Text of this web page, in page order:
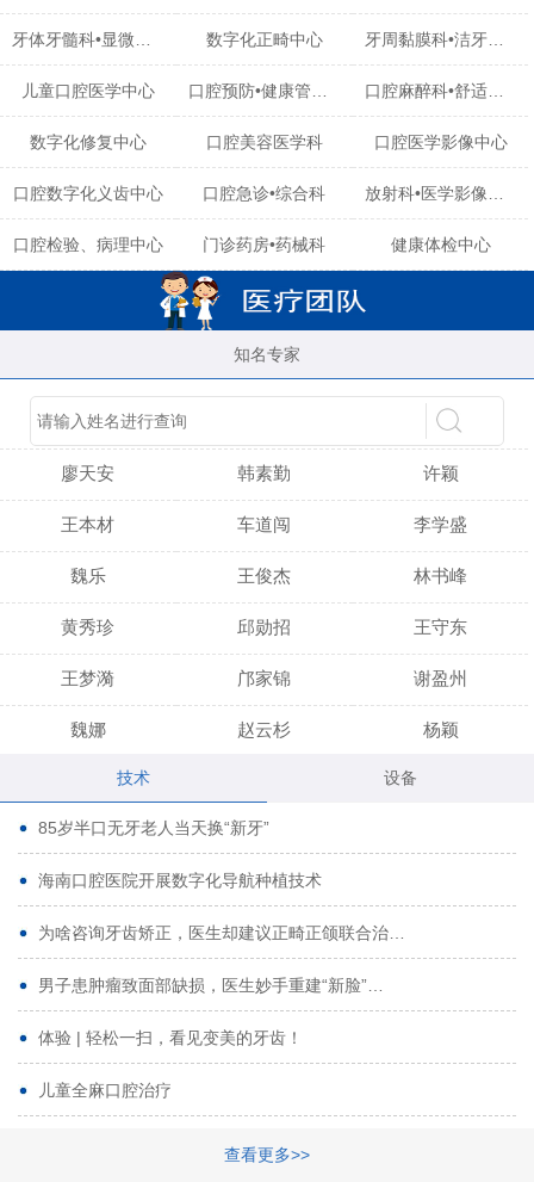
数字化正畸中心 牙周黏膜科•洁牙中心
儿童口腔医学中心 口腔麻醉科•舒适化诊疗中心
数字化修复中心 口腔美容医学科 口腔医学影像中心
口腔数字化义齿中心 口腔急诊•综合科
口腔检验、病理中心 门诊药房•药械科 健康体检中心
知名专家
陈育玲 吴晓桃
廖天安 韩素勤 许颖
王本材 车道闯 李学盛
魏乐 王俊杰 林书峰
黄秀珍 邱勋招 王守东
王梦漪 邝家锦 谢盈州
魏娜 赵云杉 杨颖
黄启龙
代艳虹 林芳诚
曹香林 姜炳华
姚宗将 梁春晓
林夏羽 颜晶
路娜 商晔
周碧玲
技术 设备
85岁半口无牙老人当天换“新牙”
海南口腔医院开展数字化导航种植技术
为啥咨询牙齿矫正，医生却建议正畸正颌联合治…
男子患肿瘤致面部缺损，医生妙手重建“新脸”…
体验 | 轻松一扫，看见变美的牙齿！
儿童全麻口腔治疗
查看更多>>